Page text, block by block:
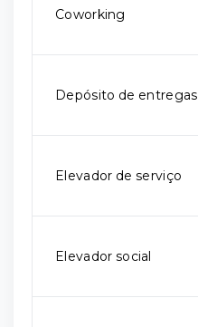
Coworking
Depósito de entregas
Elevador de serviço
Elevador social